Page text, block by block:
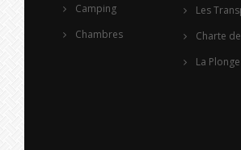
Camping
Chambres
Les
Charte
La Plonge